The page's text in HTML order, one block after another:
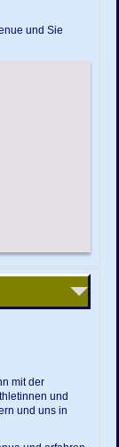
und Sie
mit der
und
und uns in